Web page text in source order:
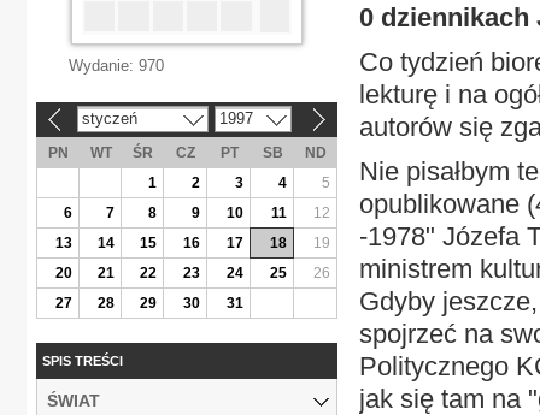
0 dziennikach
Co tydzień
lekturę i na
autorów się
Nie pisałbym
opublikowane
-1978" Józefa
ministrem
Gdyby
spojrzeć na
Politycznego
jak się tam na
Wydanie: 970
styczeń 1997
PN WT ŚR CZ PT SB
ND
1
2 3 4
5
6
7 8 9 10 11
12
13
14 15 16 17 18
19
20
21 22 23 24 25
26
27
28 29 30 31
SPIS TREŚCI
ŚWIAT